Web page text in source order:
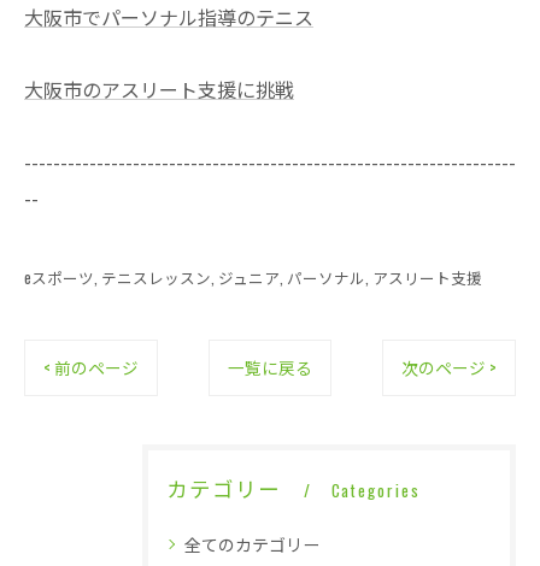
大阪市でパーソナル指導のテニス
大阪市のアスリート支援に挑戦
--------------------------------------------------------------------
--
eスポーツ テニスレッスン ジュニア パーソナル アスリート支援
< 前のページ 一覧に戻る 次のページ >
カテゴリー Categories
全てのカテゴリー